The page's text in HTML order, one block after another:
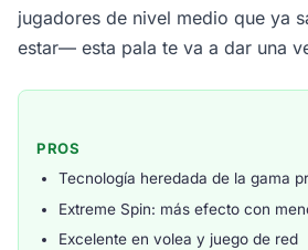
jugadores de nivel medio que ya
estar— esta pala te va a dar una
PROS
Tecnología heredada de la gama
Extreme Spin: más efecto con
Excelente en volea y juego de red